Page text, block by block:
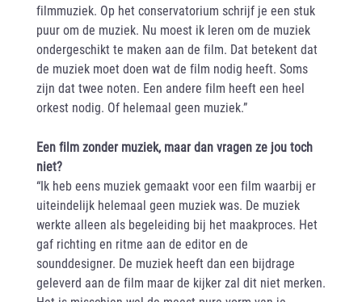
filmmuziek. Op het conservatorium schrijf je een stuk
puur om de muziek. Nu moest ik leren om de muziek
ondergeschikt te maken aan de film. Dat betekent dat
de muziek moet doen wat de film nodig heeft. Soms
zijn dat twee noten. Een andere film heeft een heel
orkest nodig. Of helemaal geen muziek.”
Een film zonder muziek, maar dan vragen ze jou toch
niet?
“Ik heb eens muziek gemaakt voor een film waarbij er
uiteindelijk helemaal geen muziek was. De muziek
werkte alleen als begeleiding bij het maakproces. Het
gaf richting en ritme aan de editor en de
sounddesigner. De muziek heeft dan een bijdrage
geleverd aan de film maar de kijker zal dit niet merken.